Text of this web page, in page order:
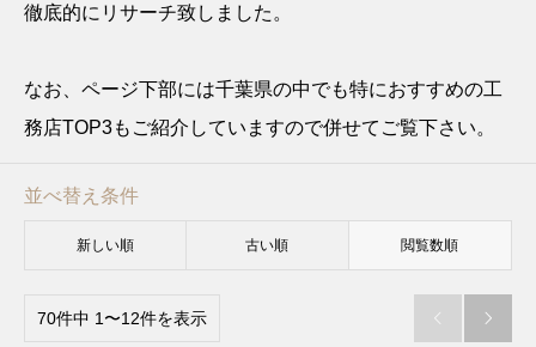
徹底的にリサーチ致しました。
なお、ページ下部には千葉県の中でも特におすすめの工
務店TOP3もご紹介していますので併せてご覧下さい。
並べ替え条件
新しい順 古い順 閲覧数順
70件中 1〜12件を表示  